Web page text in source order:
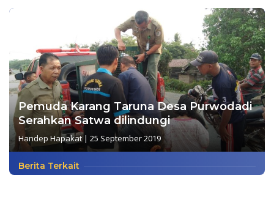
Pemuda Karang Taruna Desa Purwodadi
Serahkan Satwa dilindungi
Handep Hapakat| 25 September 2019
Berita Terkait